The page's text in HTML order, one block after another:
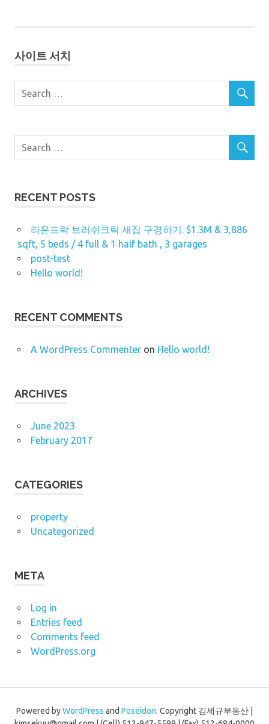
사이트 서치
RECENT POSTS
라운드락 브러쉬크릭 새집 구경하기. $1.3M & 3,886
sqft, 5 beds / 4 full & 1 half bath , 3 garages
post-test
Hello world!
RECENT COMMENTS
A WordPress Commenteron Hello world!
ARCHIVES
June 2023
February 2017
CATEGORIES
property
Uncategorized
META
Log in
Entries feed
Comments feed
WordPress.org
Powered byWordPress and Poseidon. Copyright 김세규부동산 |